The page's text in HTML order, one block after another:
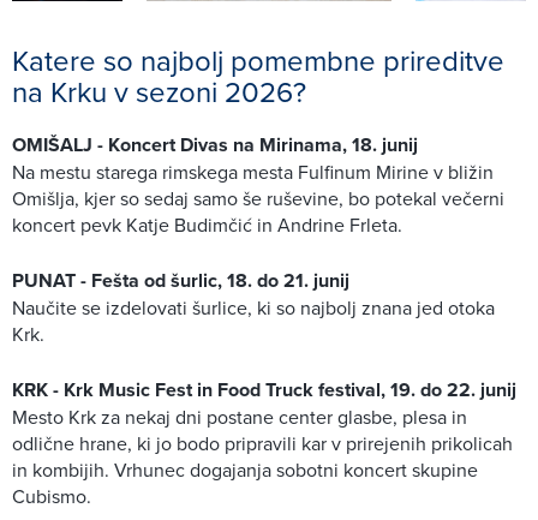
Katere so najbolj pomembne prireditve
na Krku v sezoni 2026?
OMIŠALJ - Koncert Divas na Mirinama, 18. junij
Na mestu starega rimskega mesta Fulfinum Mirine v bližin
Omišlja, kjer so sedaj samo še ruševine, bo potekal večerni
koncert pevk Katje Budimčić in Andrine Frleta.
PUNAT - Fešta od šurlic, 18. do 21. junij
Naučite se izdelovati šurlice, ki so najbolj znana jed otoka
Krk.
KRK - Krk Music Fest in Food Truck festival, 19. do 22. junij
Mesto Krk za nekaj dni postane center glasbe, plesa in
odlične hrane, ki jo bodo pripravili kar v prirejenih prikolicah
in kombijih. Vrhunec dogajanja sobotni koncert skupine
Cubismo.